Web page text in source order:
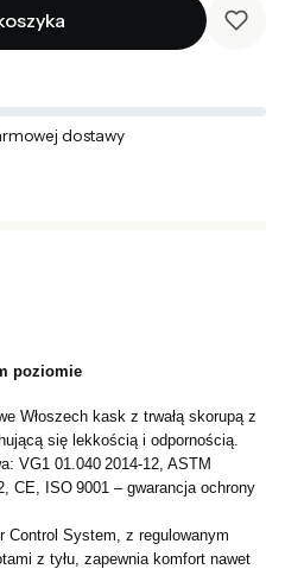
dostawy
poziomie
Włoszech kask z trwałą skorupą z
się lekkością i odpornością.
VG1 01.040 2014‑12, ASTM
CE, ISO 9001 – gwarancja ochrony
Control System, z regulowanym
z tyłu, zapewnia komfort nawet